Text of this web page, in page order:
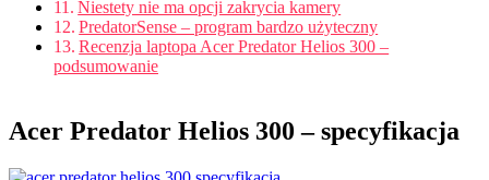
Niestety nie ma opcji zakrycia kamery
PredatorSense – program bardzo użyteczny
Recenzja laptopa Acer Predator Helios 300 –
podsumowanie
Acer Predator Helios 300 – specyfikacja